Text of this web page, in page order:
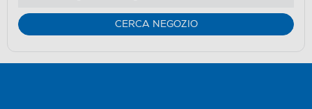
CERCA NEGOZIO